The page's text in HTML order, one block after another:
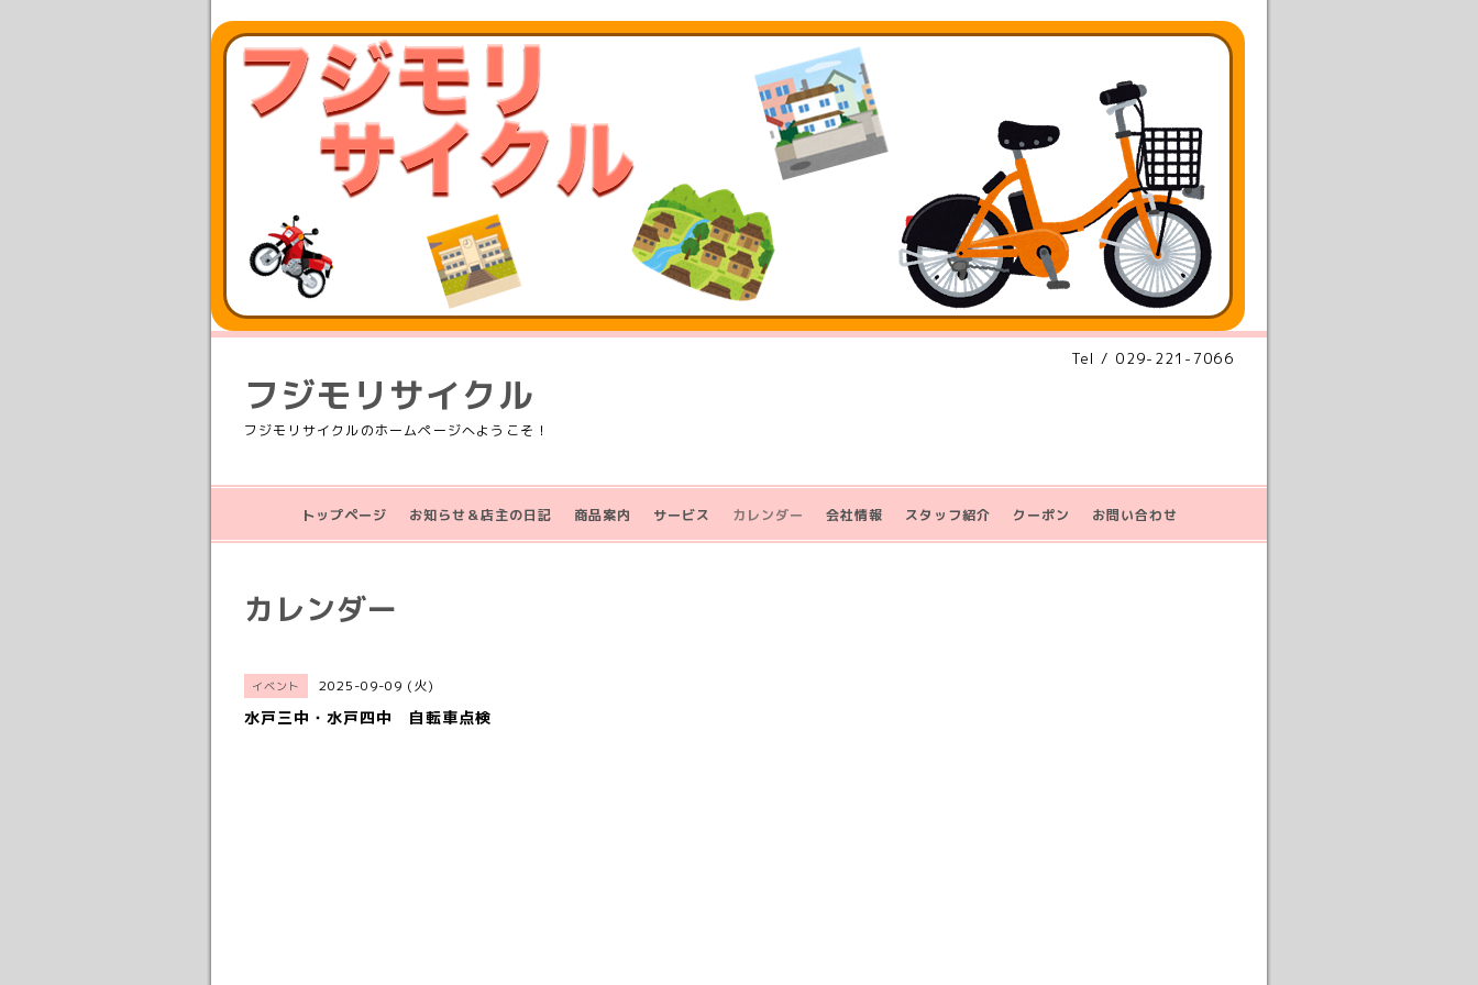
Tel / 029-221-7066
フジモリサイクル
フジモリサイクルのホームページへようこそ！
トップページ お知らせ＆店主の日記 商品案内 サービス カレンダー 会社情報 スタッフ紹介 クーポン お問い合わせ
カレンダー
イベント 2025-09-09 (火)
水戸三中・水戸四中 自転車点検